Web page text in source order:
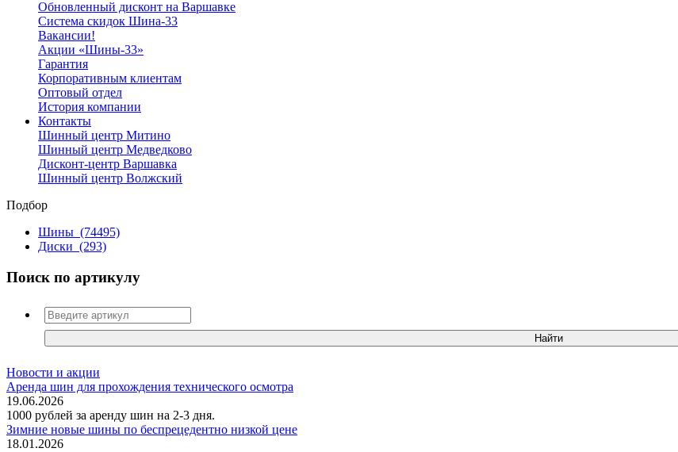
Обновленный дисконт на Варшавке
Система скидок Шина-33
Вакансии!
Акции «Шины-33»
Гарантия
Корпоративным клиентам
Оптовый отдел
История компании
Контакты
Шинный центр Митино
Шинный центр Медведково
Дисконт-центр Варшавка
Шинный центр Волжский
Подбор
Шины (74495)
Диски (293)
Поиск по артикулу
Новости и акции
Аренда шин для прохождения технического осмотра
19.06.2026
1000 рублей за аренду шин на 2-3 дня.
Зимние новые шины по беспрецедентно низкой цене
18.01.2026